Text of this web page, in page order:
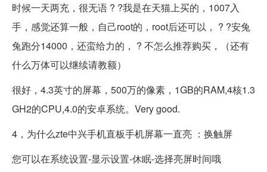
时候一天两充，很无语 ? ?我是在天猫上买的，1007入
手，感觉还算一般，自己root的，root后还可以， ? ?安兔
兔跑分14000，还蛮给力的， ? 不怎么推荐购买，（还有
什么万体可以继续请教额）
很好，4.3英寸的屏幕，500万的像素，1GB的RAM,4核1.3
GH2的CPU,4.0的安卓系统。Very good.
4，为什么zte中兴手机直板手机屏幕一直亮 ：换触屏
您可以在系统设置-显示设置-休眠-选择亮屏时间哦